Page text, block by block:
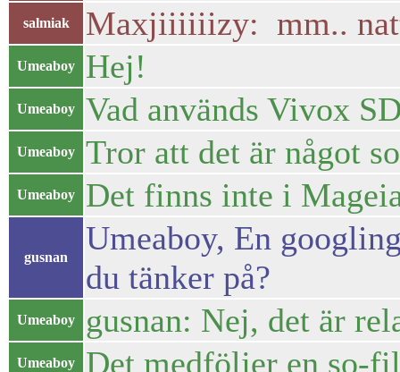
salmiak Maxjiiiiiizy: mm..
Umeaboy Hej!
Umeaboy Vad används Vivox
Umeaboy Tror att det är något
Umeaboy Det finns inte i
gusnan
Umeaboy, En
du tänker på?
Umeaboy gusnan: Nej, det är
Umeaboy Det medföljer en so-